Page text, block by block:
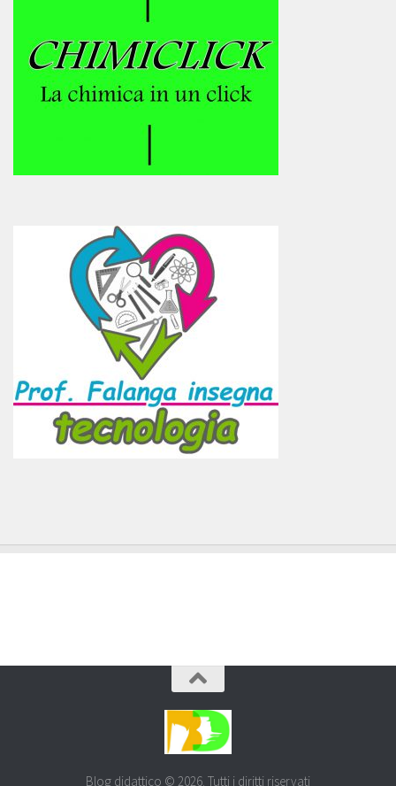
Blog didattico © 2026. Tutti i diritti riservati